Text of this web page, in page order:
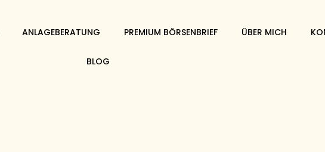
ANLAGEBERATUNG PREMIUM BÖRSENBRIEF ÜBER MICH
BLOG